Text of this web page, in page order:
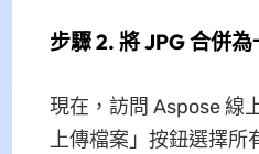
步驟 2. 將 JPG 合併為
現在，訪問 Aspose 線
上傳檔案」按鈕選擇所